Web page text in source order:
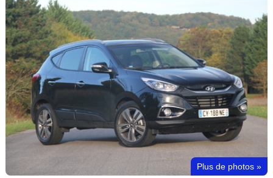
Electriques
Utilitaires
Flottes
Auto
Services
Plus de photos »